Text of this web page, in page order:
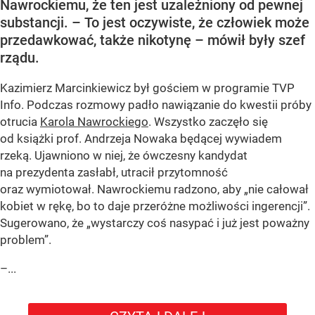
Nawrockiemu, że ten jest uzależniony od pewnej
substancji. – To jest oczywiste, że człowiek może
przedawkować, także nikotynę – mówił były szef
rządu.
Kazimierz Marcinkiewicz był gościem w programie TVP
Info. Podczas rozmowy padło nawiązanie do kwestii próby
otrucia Karola Nawrockiego. Wszystko zaczęło się
od książki prof. Andrzeja Nowaka będącej wywiadem
rzeką. Ujawniono w niej, że ówczesny kandydat
na prezydenta zasłabł, utracił przytomność
oraz wymiotował. Nawrockiemu radzono, aby „nie całował
kobiet w rękę, bo to daje przeróżne możliwości ingerencji”.
Sugerowano, że „wystarczy coś nasypać i już jest poważny
problem”.
–...